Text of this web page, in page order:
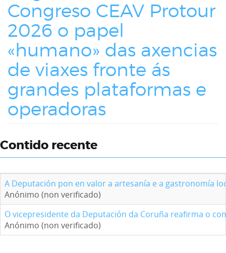
Congreso CEAV Protour
2026 o papel
«humano» das axencias
de viaxes fronte ás
grandes plataformas e
operadoras
Contido recente
A Deputación pon en valor a artesanía e a gastronomía
Anónimo (non verificado)
O vicepresidente da Deputación da Coruña reafirma o
Anónimo (non verificado)